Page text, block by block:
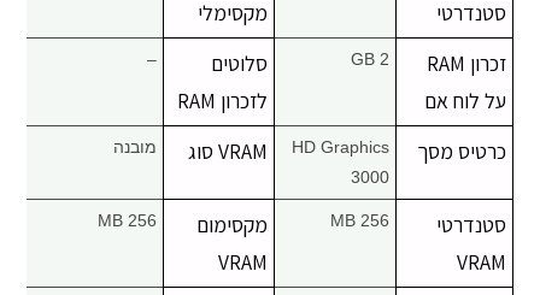
סטנדרטי
מקסימלי
זכרון RAM
על לוח אם
2 GB
סלוטים
לזכרון RAM
–
כרטיס מסך
HD Graphics
3000
VRAM סוג מובנה
סטנדרטי
VRAM
256 MB
מקסימום
VRAM
256 MB